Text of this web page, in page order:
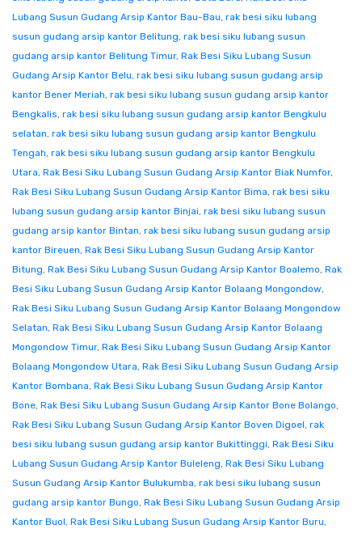
Lubang Susun Gudang Arsip Kantor Bau-Bau, rak besi siku lubang
susun gudang arsip kantor Belitung, rak besi siku lubang susun
gudang arsip kantor Belitung Timur, Rak Besi Siku Lubang Susun
Gudang Arsip Kantor Belu, rak besi siku lubang susun gudang arsip
kantor Bener Meriah, rak besi siku lubang susun gudang arsip kantor
Bengkalis, rak besi siku lubang susun gudang arsip kantor Bengkulu
selatan, rak besi siku lubang susun gudang arsip kantor Bengkulu
Tengah, rak besi siku lubang susun gudang arsip kantor Bengkulu
Utara, Rak Besi Siku Lubang Susun Gudang Arsip Kantor Biak Numfor,
Rak Besi Siku Lubang Susun Gudang Arsip Kantor Bima, rak besi siku
lubang susun gudang arsip kantor Binjai, rak besi siku lubang susun
gudang arsip kantor Bintan, rak besi siku lubang susun gudang arsip
kantor Bireuen, Rak Besi Siku Lubang Susun Gudang Arsip Kantor
Bitung, Rak Besi Siku Lubang Susun Gudang Arsip Kantor Boalemo, Rak
Besi Siku Lubang Susun Gudang Arsip Kantor Bolaang Mongondow,
Rak Besi Siku Lubang Susun Gudang Arsip Kantor Bolaang Mongondow
Selatan, Rak Besi Siku Lubang Susun Gudang Arsip Kantor Bolaang
Mongondow Timur, Rak Besi Siku Lubang Susun Gudang Arsip Kantor
Bolaang Mongondow Utara, Rak Besi Siku Lubang Susun Gudang Arsip
Kantor Bombana, Rak Besi Siku Lubang Susun Gudang Arsip Kantor
Bone, Rak Besi Siku Lubang Susun Gudang Arsip Kantor Bone Bolango,
Rak Besi Siku Lubang Susun Gudang Arsip Kantor Boven Digoel, rak
besi siku lubang susun gudang arsip kantor Bukittinggi, Rak Besi Siku
Lubang Susun Gudang Arsip Kantor Buleleng, Rak Besi Siku Lubang
Susun Gudang Arsip Kantor Bulukumba, rak besi siku lubang susun
gudang arsip kantor Bungo, Rak Besi Siku Lubang Susun Gudang Arsip
Kantor Buol, Rak Besi Siku Lubang Susun Gudang Arsip Kantor Buru,